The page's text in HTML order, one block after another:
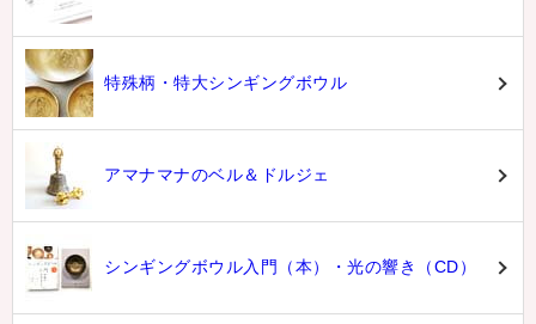
特殊柄・特大シンギングボウル
アマナマナのベル＆ドルジェ
シンギングボウル入門（本）・光の響き（CD）